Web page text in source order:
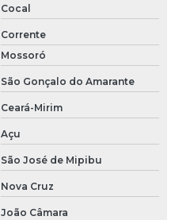
Cocal
Corrente
Mossoró
São Gonçalo do Amarante
Ceará-Mirim
Açu
São José de Mipibu
Nova Cruz
João Câmara